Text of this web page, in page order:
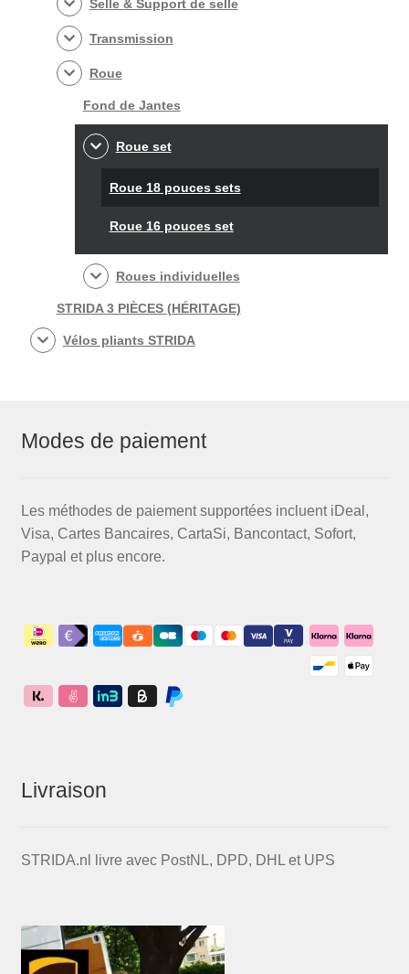
Selle & Support de selle
Transmission
Roue
Fond de Jantes
Roue set
Roue 18 pouces sets
Roue 16 pouces set
Roues individuelles
STRIDA 3 PIÈCES (HÉRITAGE)
Vélos pliants STRIDA
Modes de paiement
Les méthodes de paiement supportées incluent iDeal,
Visa, Cartes Bancaires, CartaSi, Bancontact, Sofort,
Paypal et plus encore.
Livraison
STRIDA.nl livre avec PostNL, DPD, DHL et UPS